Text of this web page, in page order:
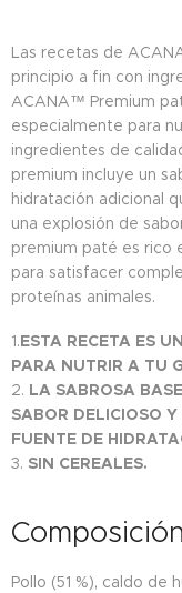
Las recetas de
principio a fin con
ACANA™ Premium
especialmente para
ingredientes de
premium incluye un
hidratación adicional
una explosión de
premium paté es rico
para satisfacer
proteínas animales.
1.ESTA RECETA ES
PARA NUTRIR A TU
2. LA SABROSA
SABOR DELICIOSO
FUENTE DE
3. SIN CEREALES.
Composición
Pollo (51 %), caldo de